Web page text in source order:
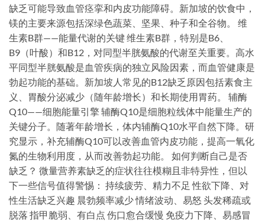
缺乏可能导致血管痉挛和内皮功能障碍。新加坡的饮食中，
镁的主要来源包括深绿色蔬菜、坚果、种子和全谷物。 维
生素B群——能量代谢的关键 维生素B群，特别是B6、
B9（叶酸）和B12，对同型半胱氨酸的代谢至关重要。高水
平同型半胱氨酸是血管疾病的独立风险因素，而血管健康是
勃起功能的基础。新加坡人常见的B12缺乏原因包括素食主
义、胃酸分泌减少（随年龄增长）和长期使用胃药。 辅酶
Q10——细胞能量引擎 辅酶Q10是细胞粒线体中能量生产的
关键分子。随著年龄增长，体内辅酶Q10水平自然下降。研
究显示，补充辅酶Q10可以改善血管内皮功能，提高一氧化
氮的生物利用度，从而改善勃起功能。 如何判断自己是否
缺乏？ 微量营养素缺乏的症状往往模糊且非特异性，但以
下一些信号值得警惕： 持续疲劳、精力不足 性欲下降、对
性生活缺乏兴趣 晨勃频率减少 情绪波动、易怒 头发稀疏或
脱落 指甲脆弱、有白点 伤口愈合缓慢 免疫力下降、易感冒